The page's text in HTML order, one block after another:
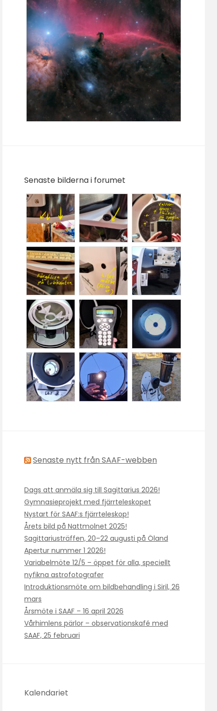
Senaste bilderna i forumet
Senaste nytt från SAAF-webben
Dags att anmäla sig till Sagittarius 2026!
Gymnasieprojekt med fjärrteleskopet
Nystart för SAAF:s fjärrteleskop!
Årets bild på Nattmolnet 2025!
Sagittariusträffen, 20–22 augusti på Öland
Apertur nummer 1 2026!
Variabelmöte 12/5 – öppet för alla, speciellt
nyfikna astrofotografer
Introduktionsmöte om bildbehandling i Siril, 26
mars
Årsmöte i SAAF – 16 april 2026
Vårhimlens pärlor – observationskafé med
SAAF, 25 februari
Kalendariet